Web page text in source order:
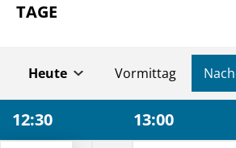
TAGE
Heute Vormittag
12:30 13:00